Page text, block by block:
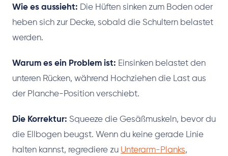
Wie es aussieht: Die Hüften sinken zum Boden oder
heben sich zur Decke, sobald die Schultern belastet
werden.
Warum es ein Problem ist: Einsinken belastet den
unteren Rücken, während Hochziehen die Last aus
der Planche-Position verschiebt.
Die Korrektur: Squeeze die Gesäßmuskeln, bevor du
die Ellbogen beugst. Wenn du keine gerade Linie
halten kannst, regrediere zu Unterarm-Planks,